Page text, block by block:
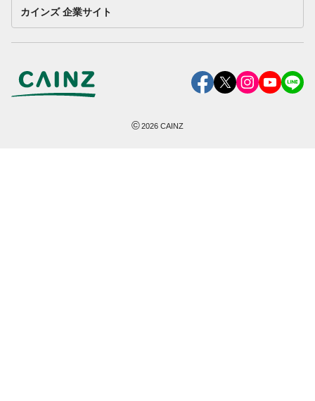
カインズ 企業サイト
©2026 CAINZ